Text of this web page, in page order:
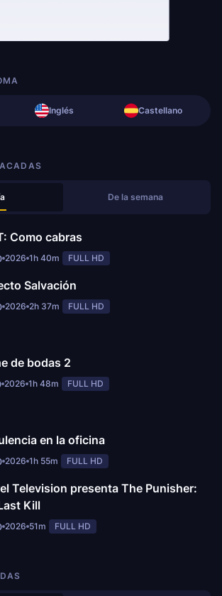
Inglés Castellano
De la semana
Como cabras
2026 1h 40m FULL HD
Salvación
2026 2h 37m FULL HD
de bodas 2
2026 1h 48m FULL HD
en la oficina
2026 1h 55m FULL HD
Television presenta The Punisher:
Kill
2026 51m FULL HD